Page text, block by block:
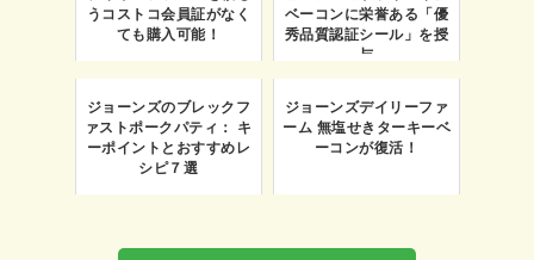
うコストコ会員証がなく
ても購入可能！
ベーコンに栄誉ある「優
秀品質認証シール」を授
与
ジョーンズのブレックフ
ァストポークパティ： キ
ーポイントとおすすめレ
シピ７選
ジョーンズデイリーファ
ーム 無塩せきターキーベ
ーコンが復活！